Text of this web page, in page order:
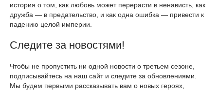
история о том, как любовь может перерасти в ненависть, как
дружба — в предательство, и как одна ошибка — привести к
падению целой империи.
Следите за новостями!
Чтобы не пропустить ни одной новости о третьем сезоне,
подписывайтесь на наш сайт и следите за обновлениями.
Мы будем первыми рассказывать вам о новых героях,